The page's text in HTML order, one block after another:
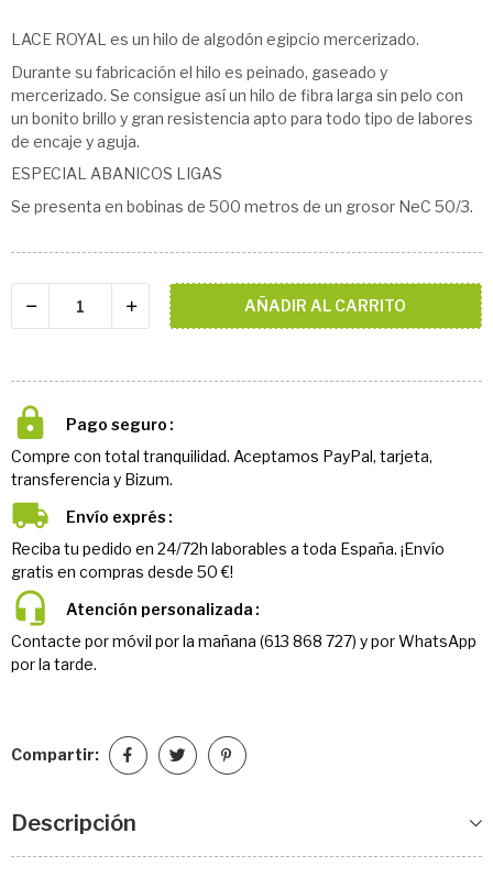
LACE ROYAL es un hilo de algodón egipcio mercerizado.
Durante su fabricación el hilo es peinado, gaseado y
mercerizado. Se consigue así un hilo de fibra larga sin pelo con
un bonito brillo y gran resistencia apto para todo tipo de labores
de encaje y aguja.
ESPECIAL ABANICOS LIGAS
Se presenta en bobinas de 500 metros de un grosor NeC 50/3.
AÑADIR AL CARRITO
Pago seguro
Compre con total tranquilidad. Aceptamos PayPal, tarjeta,
transferencia y Bizum.
Envío exprés
Reciba tu pedido en 24/72h laborables a toda España. ¡Envío
gratis en compras desde 50 €!
Atención personalizada
Contacte por móvil por la mañana (613 868 727) y por WhatsApp
por la tarde.
Compartir:
Descripción